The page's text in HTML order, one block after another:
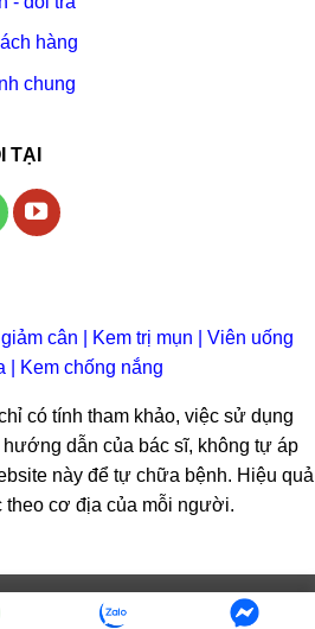
hàng
chung
TẠI
cân Kem trị mụn
Viên uống
Kem chống nắng
có tính tham khảo, việc sử dụng
dẫn của bác sĩ, không tự áp
này để tự chữa bệnh. Hiệu quả
theo cơ địa của mỗi người.